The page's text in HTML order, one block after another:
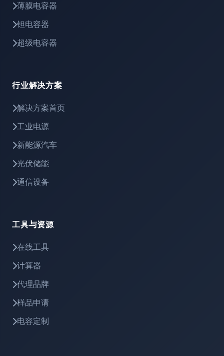
薄膜电容器
钽电容器
超级电容器
行业解决方案
解决方案首页
工业电源
新能源汽车
光伏储能
通信设备
工具与资源
在线工具
计算器
代理品牌
样品申请
电容定制